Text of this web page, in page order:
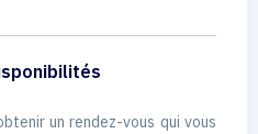
un rendez-vous qui vous